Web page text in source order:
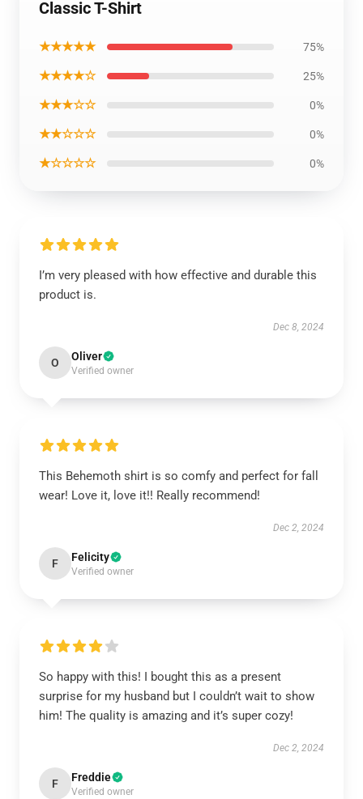
Classic T-Shirt
★★★★★ 75%
★★★★☆ 25%
★★★☆☆ 0%
★★☆☆☆ 0%
★☆☆☆☆ 0%
I’m very pleased with how effective and durable this
product is.
Dec 8, 2024
O Oliver
Verified owner
This Behemoth shirt is so comfy and perfect for fall
wear! Love it, love it!! Really recommend!
Dec 2, 2024
F Felicity
Verified owner
So happy with this! I bought this as a present
surprise for my husband but I couldn’t wait to show
him! The quality is amazing and it’s super cozy!
Dec 2, 2024
F Freddie
Verified owner